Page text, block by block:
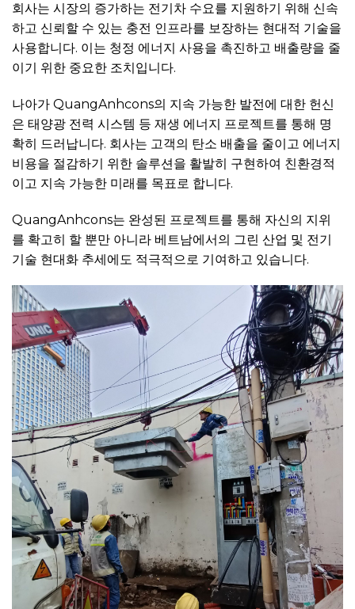
회사는 시장의 증가하는 전기차 수요를 지원하기 위해 신속
하고 신뢰할 수 있는 충전 인프라를 보장하는 현대적 기술을
사용합니다. 이는 청정 에너지 사용을 촉진하고 배출량을 줄
이기 위한 중요한 조치입니다.
나아가 QuangAnhcons의 지속 가능한 발전에 대한 헌신
은 태양광 전력 시스템 등 재생 에너지 프로젝트를 통해 명
확히 드러납니다. 회사는 고객의 탄소 배출을 줄이고 에너지
비용을 절감하기 위한 솔루션을 활발히 구현하여 친환경적
이고 지속 가능한 미래를 목표로 합니다.
QuangAnhcons는 완성된 프로젝트를 통해 자신의 지위
를 확고히 할 뿐만 아니라 베트남에서의 그린 산업 및 전기
기술 현대화 추세에도 적극적으로 기여하고 있습니다.